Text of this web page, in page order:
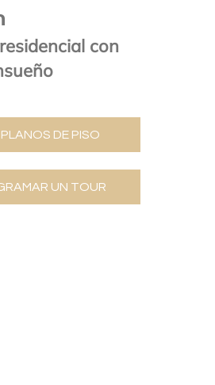
PLANOS DE PISO
UN TOUR
con